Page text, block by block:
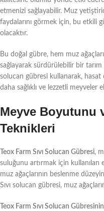
etmenizi sağlayabilir. Muz
faydalarını görmek için, bu etkili
olacaktır.
Bu doğal gübre, hem muz
sağlayarak sürdürülebilir bir tarım
solucan gübresi kullanarak,
daha sağlıklı ve lezzetli meyveler
Meyve Boyutunu
Teknikleri
Teox Farm Sıvı Solucan Gübresi,
suluğunu artırmak için
muz ağaçlarının beslenme
Sıvı solucan gübresi, muz
Teox Farm Sıvı Solucan Gübresinin